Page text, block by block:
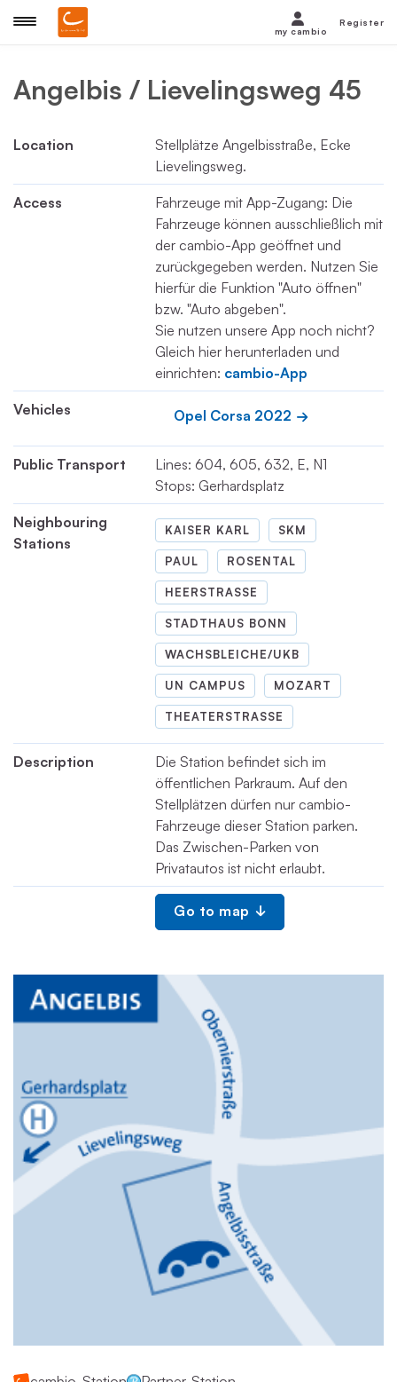
Angelbis / Lievelingsweg 45
Location
Stellplätze Angelbisstraße, Ecke
Lievelingsweg.
Access
Fahrzeuge mit App-Zugang: Die
Fahrzeuge können ausschließlich mit
der cambio-App geöffnet und
zurückgegeben werden. Nutzen Sie
hierfür die Funktion "Auto öffnen"
bzw. "Auto abgeben".
Sie nutzen unsere App noch nicht?
Gleich hier herunterladen und
einrichten: cambio-App
Vehicles Opel Corsa 2022
Public Transport
Lines: 604, 605, 632, E, N1
Stops: Gerhardsplatz
Neighbouring
Stations
KAISER KARL SKM
PAUL ROSENTAL
HEERSTRASSE
STADTHAUS BONN
WACHSBLEICHE/UKB
UN CAMPUS MOZART
THEATERSTRASSE
Description
Die Station befindet sich im
öffentlichen Parkraum. Auf den
Stellplätzen dürfen nur cambio-
Fahrzeuge dieser Station parken.
Das Zwischen-Parken von
Privatautos ist nicht erlaubt.
Go to map
my cambio
Register